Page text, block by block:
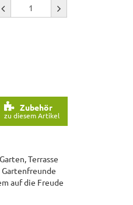
Zubehör
zu diesem Artikel
Terrasse
auf die Freude